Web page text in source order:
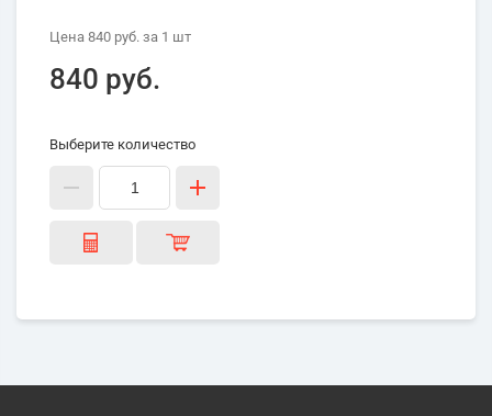
Цена 840 руб. за 1 шт
840 руб.
Выберите количество